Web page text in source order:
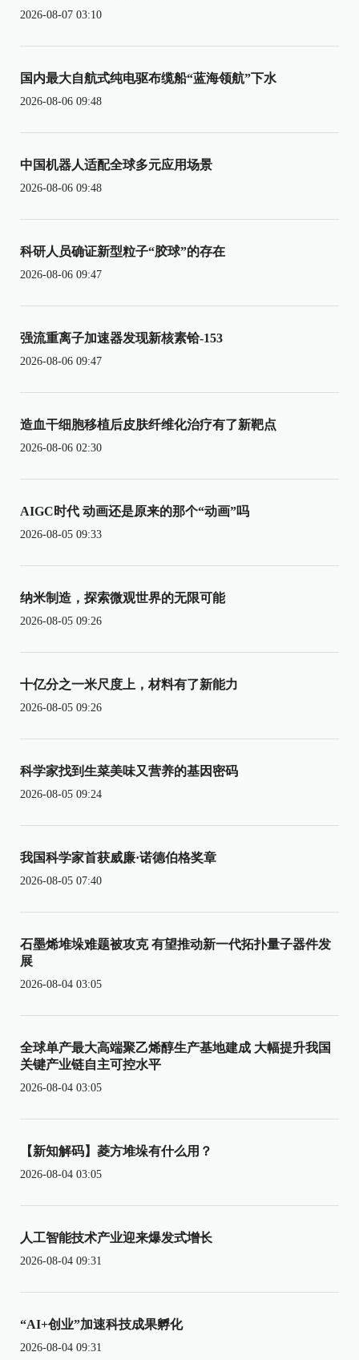
2026-08-07 03:10
国内最大自航式纯电驱布缆船“蓝海领航”下水
2026-08-06 09:48
中国机器人适配全球多元应用场景
2026-08-06 09:48
科研人员确证新型粒子“胶球”的存在
2026-08-06 09:47
强流重离子加速器发现新核素铪-153
2026-08-06 09:47
造血干细胞移植后皮肤纤维化治疗有了新靶点
2026-08-06 02:30
AIGC时代 动画还是原来的那个“动画”吗
2026-08-05 09:33
纳米制造，探索微观世界的无限可能
2026-08-05 09:26
十亿分之一米尺度上，材料有了新能力
2026-08-05 09:26
科学家找到生菜美味又营养的基因密码
2026-08-05 09:24
我国科学家首获威廉·诺德伯格奖章
2026-08-05 07:40
石墨烯堆垛难题被攻克 有望推动新一代拓扑量子器件发
展
2026-08-04 03:05
全球单产最大高端聚乙烯醇生产基地建成 大幅提升我国
关键产业链自主可控水平
2026-08-04 03:05
【新知解码】菱方堆垛有什么用？
2026-08-04 03:05
人工智能技术产业迎来爆发式增长
2026-08-04 09:31
“AI+创业”加速科技成果孵化
2026-08-04 09:31